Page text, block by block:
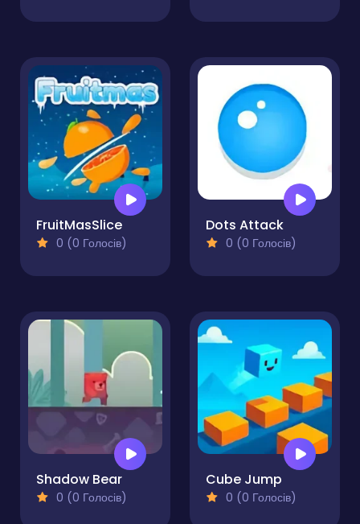
FruitMasSlice
0 (0 Голосів)
Dots Attack
0 (0 Голосів)
Shadow Bear
0 (0 Голосів)
Cube Jump
0 (0 Голосів)